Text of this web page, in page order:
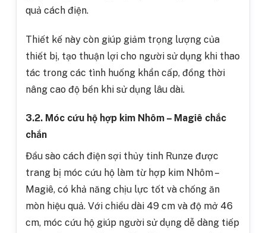
quả cách điện.
Thiết kế này còn giúp giảm trọng lượng của
thiết bị, tạo thuận lợi cho người sử dụng khi thao
tác trong các tình huống khẩn cấp, đồng thời
nâng cao độ bền khi sử dụng lâu dài.
3.2. Móc cứu hộ hợp kim Nhôm – Magiê chắc
chắn
Đầu sào cách điện sợi thủy tinh Runze được
trang bị móc cứu hộ làm từ hợp kim Nhôm –
Magiê, có khả năng chịu lực tốt và chống ăn
mòn hiệu quả. Với chiều dài 49 cm và độ mở 46
cm, móc cứu hộ giúp người sử dụng dễ dàng tiếp